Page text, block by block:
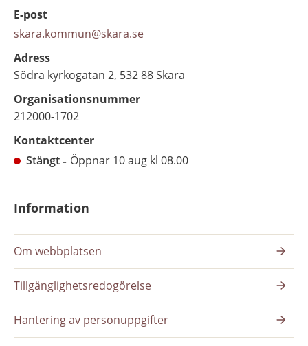
E-post
skara.kommun@skara.se
Adress
Södra kyrkogatan 2, 532 88 Skara
Organisationsnummer
212000-1702
Kontaktcenter
Stängt
Öppnar 10 aug kl 08.00
Information
Om webbplatsen
Tillgänglighetsredogörelse
Hantering av personuppgifter